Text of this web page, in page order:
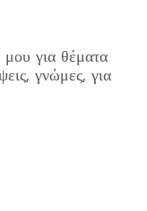
μου για θέματα
γνώμες, για